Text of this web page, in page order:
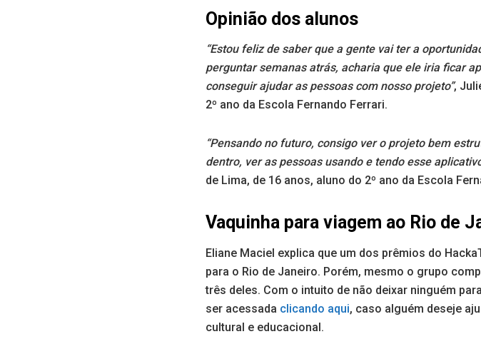
Opinião dos alunos
“Estou feliz de saber que a gente vai ter a
perguntar semanas atrás, acharia que ele iria ficar
conseguir ajudar as pessoas com nosso projeto”,
2º ano da Escola Fernando Ferrari.
“Pensando no futuro, consigo ver o projeto bem
dentro, ver as pessoas usando e tendo esse
de Lima, de 16 anos, aluno do 2º ano da Escola
Vaquinha para viagem ao Rio de
Eliane Maciel explica que um dos prêmios do
para o Rio de Janeiro. Porém, mesmo o grupo
três deles. Com o intuito de não deixar ninguém
ser acessada clicando aqui, caso alguém deseje
cultural e educacional.